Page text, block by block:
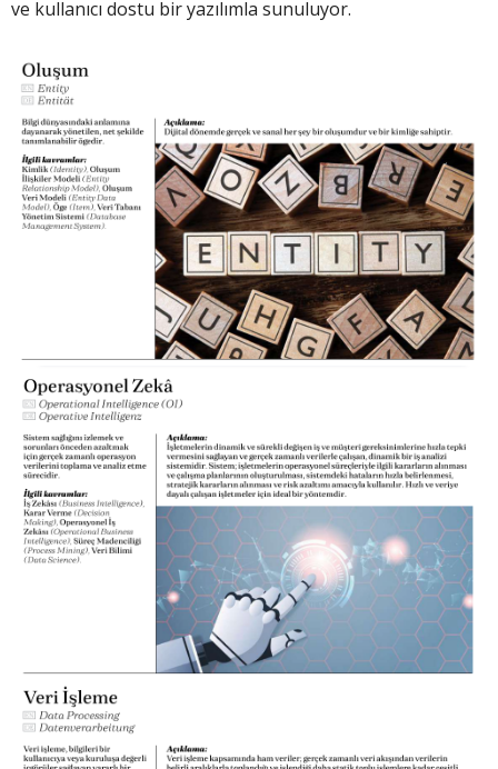
ve kullanıcı dostu bir yazılımla sunuluyor.